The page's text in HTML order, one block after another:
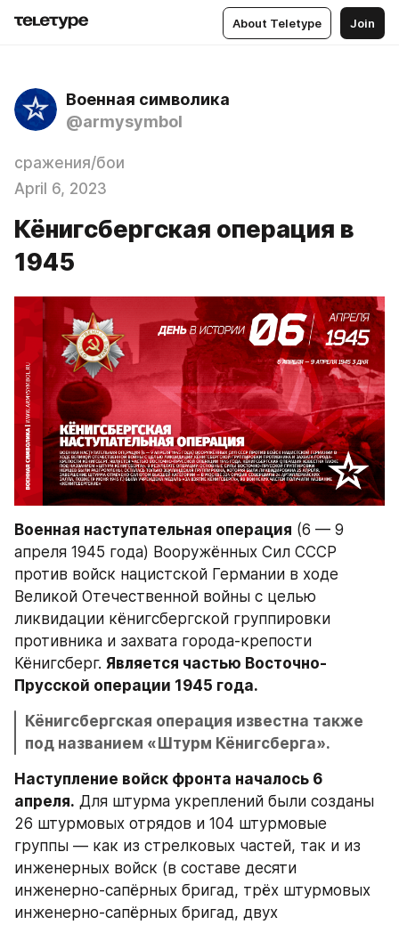
About Teletype Join
Военная символика
@armysymbol
сражения/бои
April 6, 2023
Кёнигсбергская операция в
1945
Военная наступательная операция (6 — 9
апреля 1945 года) Вооружённых Сил СССР
против войск нацистской Германии в ходе
Великой Отечественной войны с целью
ликвидации кёнигсбергской группировки
противника и захвата города-крепости
Кёнигсберг. Является частью Восточно-
Прусской операции 1945 года.
Кёнигсбергская операция известна также
под названием «Штурм Кёнигсберга».
Наступление войск фронта началось 6
апреля. Для штурма укреплений были созданы
26 штурмовых отрядов и 104 штурмовые
группы — как из стрелковых частей, так и из
инженерных войск (в составе десяти
инженерно-сапёрных бригад, трёх штурмовых
инженерно-сапёрных бригад, двух